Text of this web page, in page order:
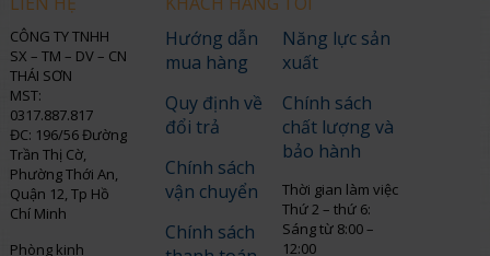
CÔNG TY TNHH
SX – TM – DV – CN
THÁI SƠN
MST:
0317.887.817
ĐC: 196/56 Đường
Trần Thị Cờ,
Phường Thới An,
Quận 12, Tp Hồ
Chí Minh
Phòng kinh
Hướng dẫn
mua hàng
Quy định về
đổi trả
Chính sách
vận chuyển
Chính sách
Năng lực sản
xuất
Chính sách
chất lượng và
bảo hành
Thời gian làm việc
Thứ 2 – thứ 6:
Sáng từ 8:00 –
12:00